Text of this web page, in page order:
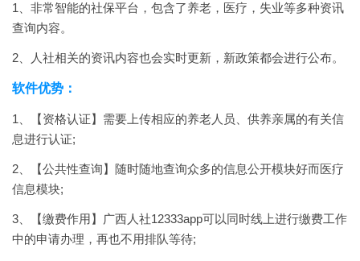
1、非常智能的社保平台，包含了养老，医疗，失业等多种资讯
查询内容。
2、人社相关的资讯内容也会实时更新，新政策都会进行公布。
软件优势：
1、【资格认证】需要上传相应的养老人员、供养亲属的有关信
息进行认证;
2、【公共性查询】随时随地查询众多的信息公开模块好而医疗
信息模块;
3、【缴费作用】广西人社12333app可以同时线上进行缴费工作
中的申请办理，再也不用排队等待;